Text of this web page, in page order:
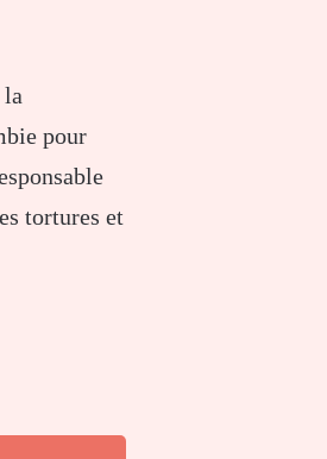
pour
tortures et